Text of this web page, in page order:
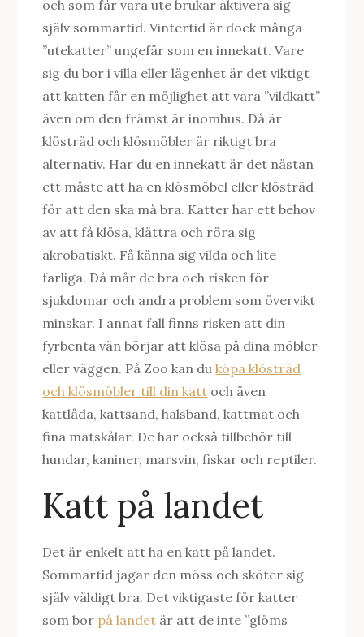
och som får vara ute brukar aktivera sig
själv sommartid. Vintertid är dock många
”utekatter” ungefär som en innekatt. Vare
sig du bor i villa eller lägenhet är det viktigt
att katten får en möjlighet att vara ”vildkatt”
även om den främst är inomhus. Då är
klösträd och klösmöbler är riktigt bra
alternativ. Har du en innekatt är det nästan
ett måste att ha en klösmöbel eller klösträd
för att den ska må bra. Katter har ett behov
av att få klösa, klättra och röra sig
akrobatiskt. Få känna sig vilda och lite
farliga. Då mår de bra och risken för
sjukdomar och andra problem som övervikt
minskar. I annat fall finns risken att din
fyrbenta vän börjar att klösa på dina möbler
eller väggen. På Zoo kan duköpa klösträd
och klösmöbler till din katt och även
kattlåda, kattsand, halsband, kattmat och
fina matskålar. De har också tillbehör till
hundar, kaniner, marsvin, fiskar och reptiler.
Katt på landet
Det är enkelt att ha en katt på landet.
Sommartid jagar den möss och sköter sig
själv väldigt bra. Det viktigaste för katter
som bor på landet är att de inte ”glöms